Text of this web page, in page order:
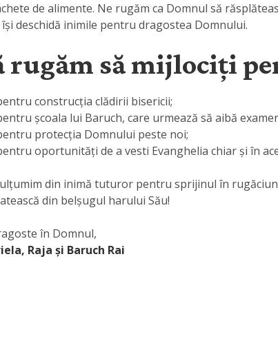
de alimente. Ne rugăm ca Domnul să
își deschidă inimile pentru dragostea Domnului.
rugăm să mijlociți
construcția clădirii bisericii;
școala lui Baruch, care urmează să aibă
protecția Domnului peste noi;
oportunități de a vesti Evanghelia chiar și în
din inimă tuturor pentru sprijinul în
din belșugul harului Său!
în Domnul,
Raja și Baruch Rai